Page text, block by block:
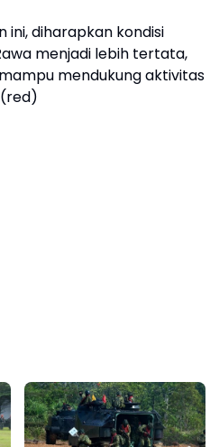
ini, diharapkan kondisi
menjadi lebih tertata,
mendukung aktivitas